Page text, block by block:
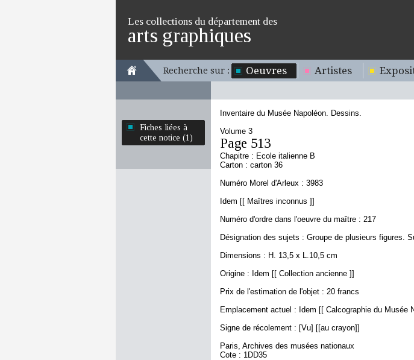
Les collections du département des
arts graphiques
Recherche sur : Oeuvres Artistes
Fiches liées à
cette notice (1)
Inventaire du Musée Napoléon. Dessins.
Volume 3
Page 513
Chapitre : Ecole italienne B
Carton : carton 36
Numéro Morel d'Arleux : 3983
Idem [[ Maîtres inconnus ]]
Numéro d'ordre dans l'oeuvre du maître : 217
Désignation des sujets : Groupe de plusieurs figures.
Dimensions : H. 13,5 x L.10,5 cm
Origine : Idem [[ Collection ancienne ]]
Prix de l'estimation de l'objet : 20 francs
Emplacement actuel : Idem [[ Calcographie du Musée
Signe de récolement : [Vu] [[au crayon]]
Paris, Archives des musées nationaux
Cote : 1DD35